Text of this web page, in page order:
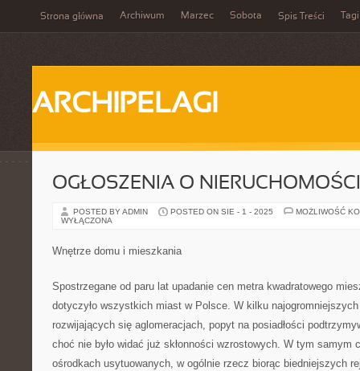
Strona główna Archiwum Marzec Sobota Spis Treści Tagi
ARCHIPELAGI
OGŁOSZENIA O
POSTED BY ADMIN POSTED ON SIE - 1 - 2025
MOŻLIWOŚĆ
WYŁĄCZONA
Wnętrze domu i mieszkania
Spostrzegane od paru lat upadanie cen metra kwadratowego
dotyczyło wszystkich miast w Polsce. W kilku
rozwijających się aglomeracjach, popyt na posiadłości
choć nie było widać już skłonności wzrostowych. W tym samym
ośrodkach usytuowanych, w ogólnie rzecz biorąc biedniejszych